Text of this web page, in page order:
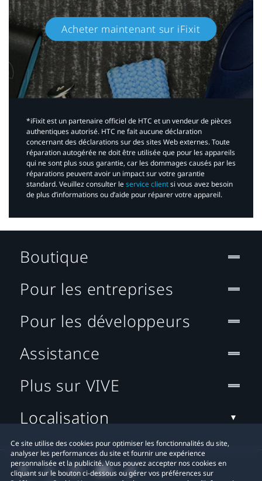
Acheter maintenant sur iFixit​
*iFixit est un partenaire officiel de HTC et un vendeur de pièces
authentiques autorisé. HTC ne fait aucune déclaration
concernant des déclarations sur des sites Web externes. Toute
réparation autogérée ne doit être utilisée que pour les appareils
qui ne sont plus sous garantie, car les dommages causés par les
réparations peuvent avoir un impact sur votre garantie
standard. Veuillez consulter leservice clientsi vous avez besoin
de plus d’informations ou d’aide pour réparer votre appareil.​
Ce site utilise des cookies pour optimiser les fonctionnalités du site,
analyser les performances du site et fournir une expérience
personnalisée et la publicité. Vous pouvez accepter nos cookies en
cliquant sur le bouton ci-dessous ou gérer vos préférences sur
Boutique
Pour les entreprises
Pour les développeurs
Assistance
Plus sur VIVE
Localisation